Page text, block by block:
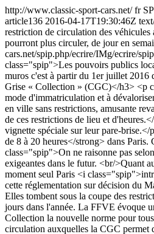
http://www.classic-sport-cars.net/fr
article136 2016-04-17T19:30:46Z
restriction de circulation des
pourront plus circuler, de jour en
cars.net/spip.php/ecrire/IMg/ecrire/
class="spip">Les pouvoirs publics
muros c'est à partir du 1er juillet
Grise « Collection » (CGC)</h3> <p
mode d'immatriculation et à
en ville sans restrictions, amusante
de ces restrictions de lieu et
vignette spéciale sur leur pare-
de 8 à 20 heures</strong> dans
class="spip">On ne raisonne pas
exigeantes dans le futur. <br/>Quant
moment seul Paris <i
cette réglementation sur décision du
Elles tombent sous la coupe des
jours dans l'année. La FFVE évoque
Collection la nouvelle norme pour
circulation auxquelles la CGC permet